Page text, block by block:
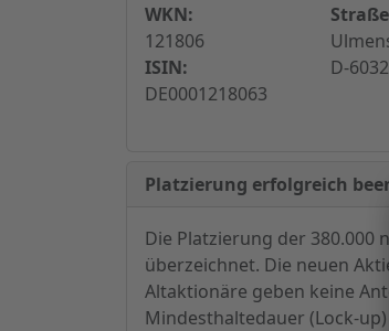
WKN:
121806
ISIN:
DE0001218063
D-
Platzierung erfolgreich
Die Platzierung der 380.000
überzeichnet. Die neuen
Altaktionäre geben keine
Mindesthaltedauer (Lock-